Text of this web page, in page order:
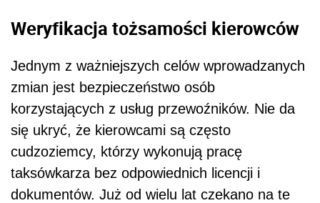
Weryfikacja tożsamości kierowców
Jednym z ważniejszych celów wprowadzanych
zmian jest bezpieczeństwo osób
korzystających z usług przewoźników. Nie da
się ukryć, że kierowcami są często
cudzoziemcy, którzy wykonują pracę
taksówkarza bez odpowiednich licencji i
dokumentów. Już od wielu lat czekano na te